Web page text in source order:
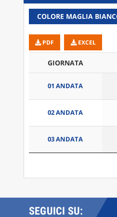
COLORE MAGLIA
PDF EXCEL
GIORNATA
01 ANDATA
02 ANDATA
03 ANDATA
SEGUICI SU: